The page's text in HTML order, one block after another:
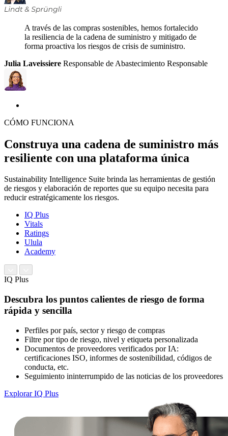
A través de las compras sostenibles, hemos fortalecido
la resiliencia de la cadena de suministro y mitigado de
forma proactiva los riesgos de crisis de suministro.
Julia Laveissiere Responsable de Abastecimiento Responsable
CÓMO FUNCIONA
Construya una cadena de suministro más
resiliente con una plataforma única
Sustainability Intelligence Suite brinda las herramientas de gestión
de riesgos y elaboración de reportes que su equipo necesita para
reducir estratégicamente los riesgos.
IQ Plus
Vitals
Ratings
Ulula
Academy
IQ Plus
Descubra los puntos calientes de riesgo de forma
rápida y sencilla
Perfiles por país, sector y riesgo de compras
Filtre por tipo de riesgo, nivel y etiqueta personalizada
Documentos de proveedores verificados por IA:
certificaciones ISO, informes de sostenibilidad, códigos de
conducta, etc.
Seguimiento ininterrumpido de las noticias de los proveedores
Explorar IQ Plus